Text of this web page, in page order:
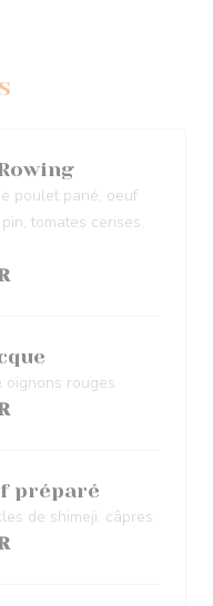
poulet pané, oeuf
tomates cerises,
oignons rouges
préparé
de shimeji, câpres